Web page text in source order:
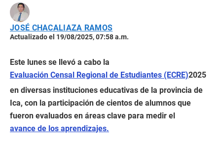
JOSÉ CHACALIAZA RAMOS
Actualizado el 19/08/2025, 07:58 a.m.
Este lunes se llevó a cabo la
Evaluación Censal Regional de Estudiantes (ECRE)2025
en diversas instituciones educativas de la provincia de
Ica, con la participación de cientos de alumnos que
fueron evaluados en áreas clave para medir el
avance de los aprendizajes.